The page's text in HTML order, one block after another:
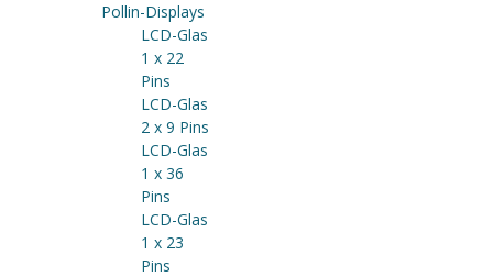
Pollin-Displays
LCD-Glas
1 x 22
Pins
LCD-Glas
2 x 9 Pins
LCD-Glas
1 x 36
Pins
LCD-Glas
1 x 23
Pins